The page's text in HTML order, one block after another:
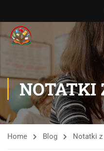
NOTATKI
Home Blog Notatki